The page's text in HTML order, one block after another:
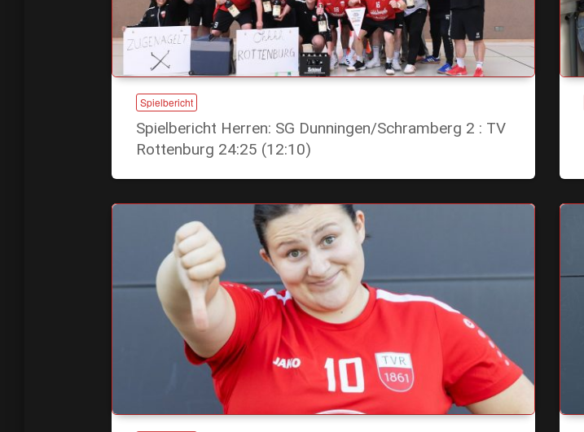
Spielbericht
Spielbericht Herren: SG Dunningen/Schramberg 2 : TV
Rottenburg 24:25 (12:10)